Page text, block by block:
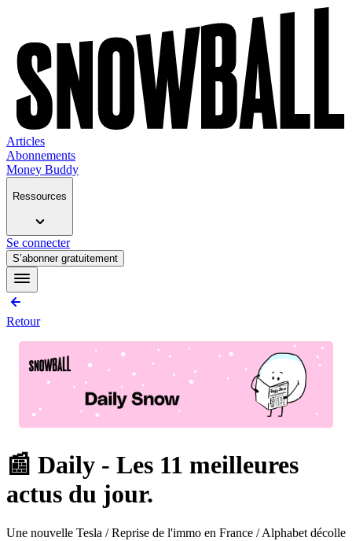
Articles
Abonnements
Money Buddy
Ressources
Se connecter
S’abonner gratuitement
Retour
📰 Daily - Les 11 meilleures
actus du jour.
Une nouvelle Tesla / Reprise de l'immo en France / Alphabet décolle